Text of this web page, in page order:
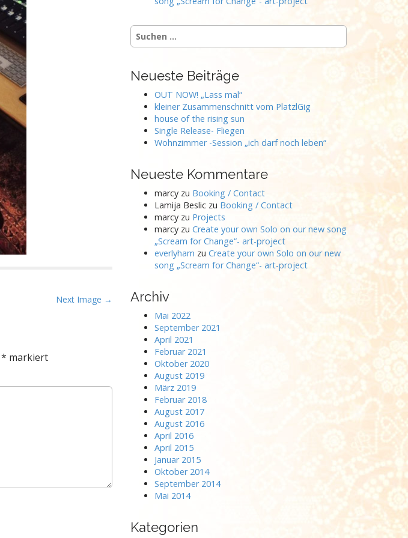
Next Image →
* markiert
Suchen
nach:
Neueste Beiträge
OUT NOW! „Lass mal“
kleiner Zusammenschnitt vom PlatzlGig
house of the rising sun
Single Release- Fliegen
Wohnzimmer -Session „ich darf noch leben“
Neueste Kommentare
marcy zu Booking / Contact
Lamija Beslic zu Booking / Contact
marcy zu Projects
marcy zu Create your own Solo on our new song
„Scream for Change“- art-project
everlyham zu Create your own Solo on our new
song „Scream for Change“- art-project
Archiv
Mai 2022
September 2021
April 2021
Februar 2021
Oktober 2020
August 2019
März 2019
Februar 2018
August 2017
August 2016
April 2016
April 2015
Januar 2015
Oktober 2014
September 2014
Mai 2014
Kategorien